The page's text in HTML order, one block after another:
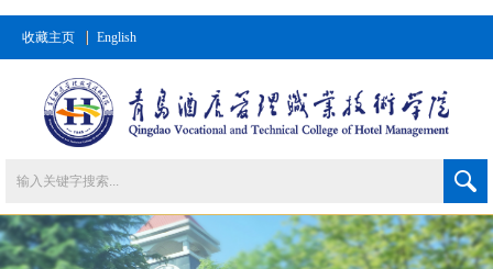
收藏主页 English